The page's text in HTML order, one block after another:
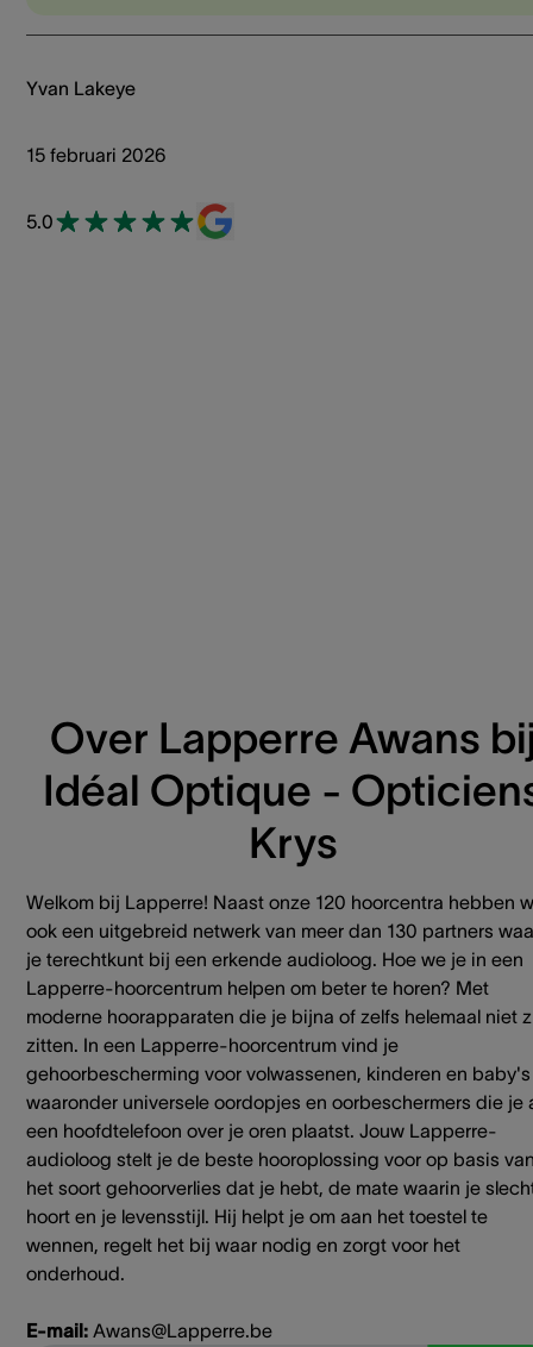
Yvan Lakeye
15 februari 2026
5.0
Over Lapperre Awans
Idéal Optique -
Krys
Welkom bij Lapperre! Naast onze 120 hoorcentra hebben
ook een uitgebreid netwerk van meer dan 130 partners
je terechtkunt bij een erkende audioloog. Hoe we je in een
Lapperre-hoorcentrum helpen om beter te horen? Met
moderne hoorapparaten die je bijna of zelfs helemaal niet
zitten. In een Lapperre-hoorcentrum vind je
gehoorbescherming voor volwassenen, kinderen en baby's
waaronder universele oordopjes en oorbeschermers die je
een hoofdtelefoon over je oren plaatst. Jouw Lapperre-
audioloog stelt je de beste hooroplossing voor op basis
het soort gehoorverlies dat je hebt, de mate waarin je
hoort en je levensstijl. Hij helpt je om aan het toestel te
wennen, regelt het bij waar nodig en zorgt voor het
onderhoud.
E-mail: Awans@Lapperre.be